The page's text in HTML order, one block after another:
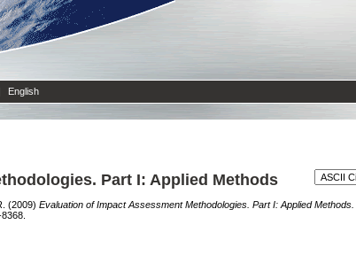
English
Part I: Applied Methods
(2009) Evaluation of Impact Assessment Methodologies. Part I: Applied Methods.